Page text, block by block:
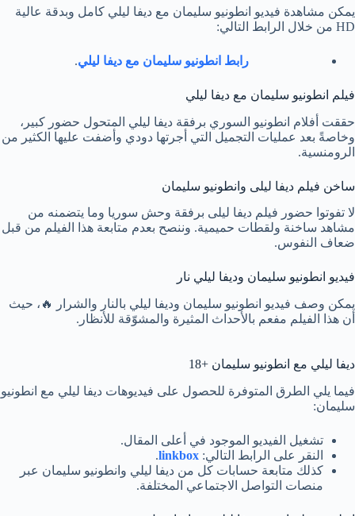
يمكن مشاهدة فيديو انطونيو سليمان مع ديفا ليلي كامل وبدقة عالية
HD من خلال الرابط التالي:
رابط انطونيو سليمان مع ديفا ليلي.
فيلم انطونيو سليمان مع ديفا ليلي
حققت أفلام انطونيو السوري برفقة ديفا ليلي المتحول حضور كبير،
وخاصةً بعد عمليات التجميل التي أجرتها دودي وأضفت عليها الكثير من
الرومنسية.
ساخن فيلم ديفا ليلى وانطونيو سليمان
لا تفوتوا حضور فيلم ديفا ليلى برفقة وحش سوريا وما يتضمنه من
مشاهد ساخنة ولقطات حميمية. وننصح بعدم متابعة هذا الفيلم من قبل
ضعاف النفوس.
فيديو انطونيو سليمان وديفا ليلي نار
يمكن وصف فيديو انطونيو سليمان وديفا ليلي بالنار والشرار 🔥، حيث
أن هذا الفيلم مفعم بالأحداث المثيرة والمشوّقة للأنظار.
ديفا ليلي مع انطونيو سليمان +18
فيما يلي الطرق المتوفرة للحصول على فيديوهات ديفا ليلي مع انطونيو
سليمان:
تشغيل الفيديو الموجود في أعلى المقال.
النقر على الرابط التالي: linkbox
.
كذلك متابعة حسابات كل من ديفا ليلي وانطونيو سليمان عبر
منصات التواصل الاجتماعي المختلفة.